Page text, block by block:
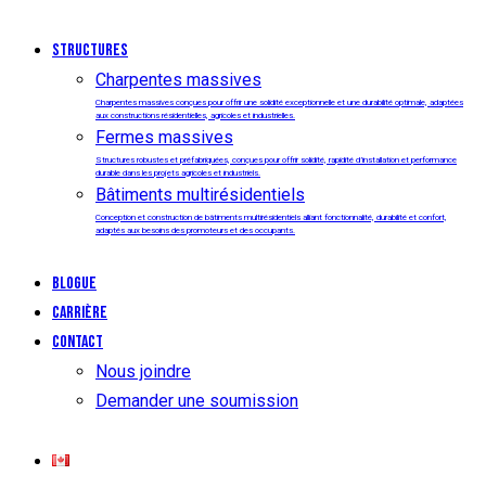
Structures
Charpentes massives
Charpentes massives conçues pour offrir une solidité exceptionnelle et une durabilité optimale, adaptées
aux constructions résidentielles, agricoles et industrielles.
Fermes massives
Structures robustes et préfabriquées, conçues pour offrir solidité, rapidité d’installation et performance
durable dans les projets agricoles et industriels.
Bâtiments multirésidentiels
Conception et construction de bâtiments multirésidentiels alliant fonctionnalité, durabilité et confort,
adaptés aux besoins des promoteurs et des occupants.
Blogue
Carrière
Contact
Nous joindre
Demander une soumission